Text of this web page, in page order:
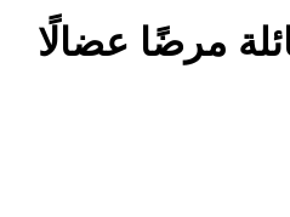
مرضًا عضالًا